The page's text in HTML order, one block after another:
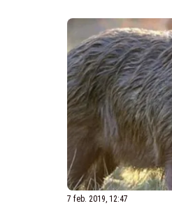
7 feb. 2019, 12:47